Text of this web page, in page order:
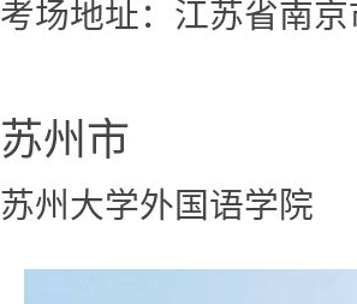
考场地址：江苏省南
苏州市
苏州大学外国语学院